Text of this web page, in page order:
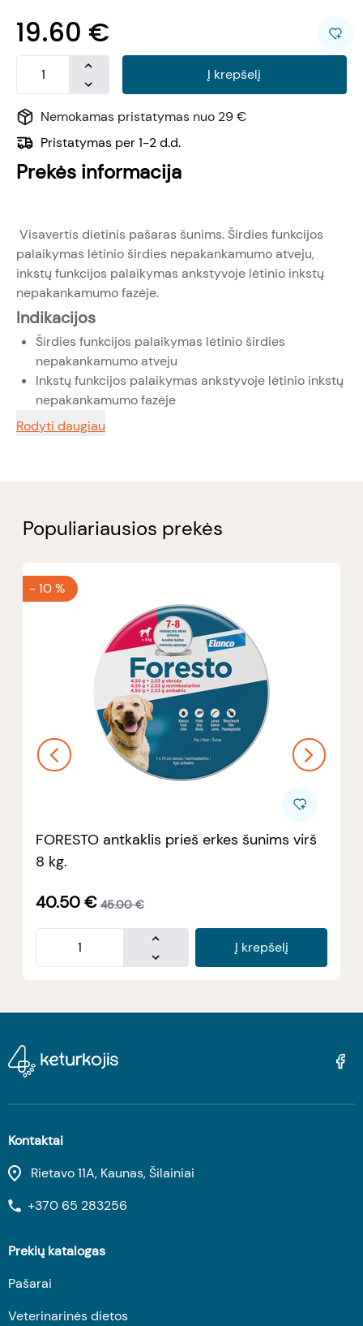
19.60 €
Į krepšelį
Nemokamas pristatymas nuo 29 €
Pristatymas per 1-2 d.d.
Prekės informacija
Visavertis dietinis pašaras šunims. Širdies funkcijos
palaikymas lėtinio širdies nepakankamumo atveju,
inkstų funkcijos palaikymas ankstyvoje lėtinio inkstų
nepakankamumo fazėje.
Indikacijos
Širdies funkcijos palaikymas lėtinio širdies
nepakankamumo atveju
Inkstų funkcijos palaikymas ankstyvoje lėtinio inkstų
nepakankamumo fazėje
Rodyti daugiau
Populiariausios prekės
-10 %
FORESTO antkaklis prieš erkes šunims virš
8 kg.
40.50€ 45.00 €
Į krepšelį
Kontaktai
Rietavo 11A, Kaunas, Šilainiai
+370 65 283256
Prekių katalogas
Pašarai
Veterinarinės dietos